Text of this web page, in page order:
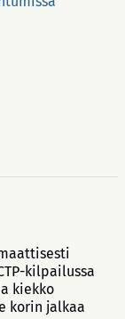
kilpailussa
kiekko
korin jalkaa